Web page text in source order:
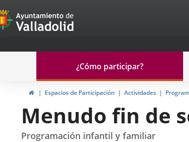
Portal
de
Participación
navegación
Participación
¿Cómo participar?
InicioEspacios de Participación Actividades
Menudo fin de
Programación infantil y familiar